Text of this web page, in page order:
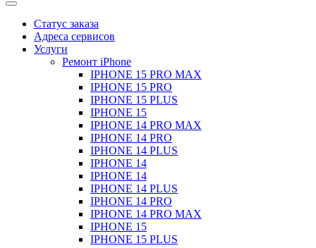
Статус заказа
Адреса сервисов
Услуги
Ремонт iPhone
IPHONE 15 PRO MAX
IPHONE 15 PRO
IPHONE 15 PLUS
IPHONE 15
IPHONE 14 PRO MAX
IPHONE 14 PRO
IPHONE 14 PLUS
IPHONE 14
IPHONE 14
IPHONE 14 PLUS
IPHONE 14 PRO
IPHONE 14 PRO MAX
IPHONE 15
IPHONE 15 PLUS